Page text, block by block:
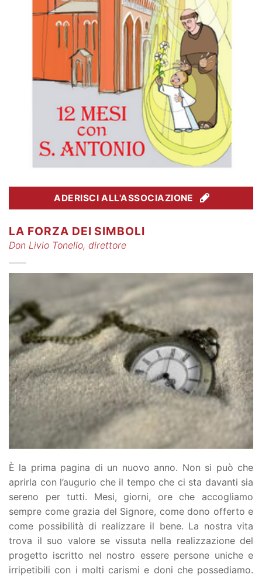
ADERISCI ALL'ASSOCIAZIONE
LA FORZA DEI SIMBOLI
Don Livio Tonello, direttore
È la prima pagina di un nuovo anno. Non si può che
aprirla con l’augurio che il tempo che ci sta davanti sia
sereno per tutti. Mesi, giorni, ore che accogliamo
sempre come grazia del Signore, come dono offerto e
come possibilità di realizzare il bene. La nostra vita
trova il suo valore se vissuta nella realizzazione del
progetto iscritto nel nostro essere persone uniche e
irripetibili con i molti carismi e doni che possediamo.